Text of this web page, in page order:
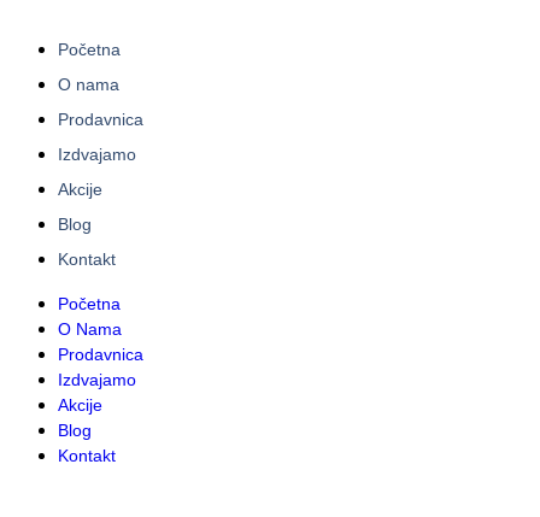
Početna
O nama
Prodavnica
Izdvajamo
Akcije
Blog
Kontakt
Početna
O Nama
Prodavnica
Izdvajamo
Akcije
Blog
Kontakt